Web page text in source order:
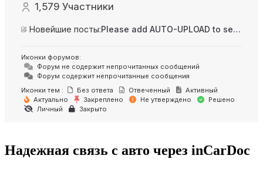
1,579 Участники
Новейшие посты: Please add AUTO-UPLOAD to server option + 2FA/MFA
Иконки форумов:
Форум не содержит непрочитанных сообщений
Форум содержит непрочитанные сообщения
Иконки тем :
Без ответа Отвеченный
Активный
Актуально
Закреплено Не утверждено
Решено
Личный
Закрыто
Надежная связь с авто через inCarDoc